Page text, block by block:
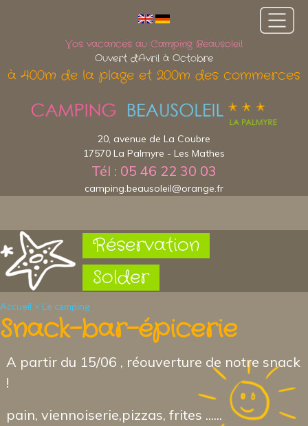
Réservation
Solder
Vos vacances au Camping Beausoleil
Ouvert d'Avril à Octobre
à 400m de la plage et 200m des commerces
20, avenue de La Coubre
17570 La Palmyre - Les Mathes
Tél : 05 46 22 30 03
camping.beausoleil@orange.fr
Accueil > Le camping
Snack-bar-épicerie
A partir du 15/06 , réouverture de notre snack
!
pain, viennoiserie,pizzas, frites ......